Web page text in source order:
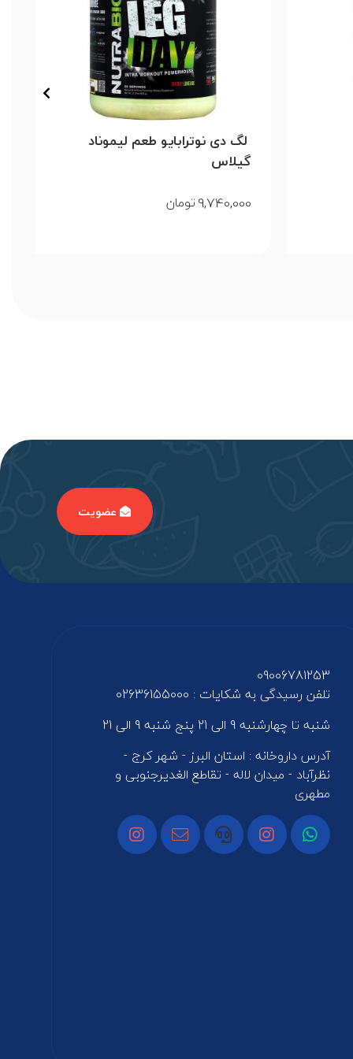
لگ دی نوترابایو طعم لیموناد
گیلاس
9,740,000تومان
عضویت
09006781253
تلفن رسیدگی به شکایات : 02636155000
شنبه تا چهارشنبه 9 الی 21 پنج شنبه 9 الی 21
آدرس داروخانه : استان البرز - شهر کرج -
نظرآباد - میدان لاله - تقاطع الغدیرجنوبی و
مطهری